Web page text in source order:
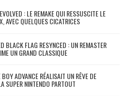
: LE REMAKE QUI RESSUSCITE LE
AVEC QUELQUES CICATRICES
BLACK FLAG RESYNCED : UN REMASTER
UN GRAND CLASSIQUE
ADVANCE RÉALISAIT UN RÊVE DE
SUPER NINTENDO PARTOUT